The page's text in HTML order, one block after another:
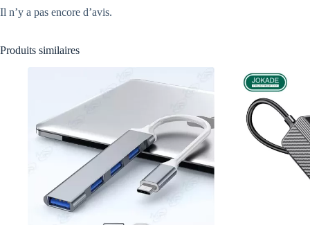
Il n’y a pas encore d’avis.
Produits similaires